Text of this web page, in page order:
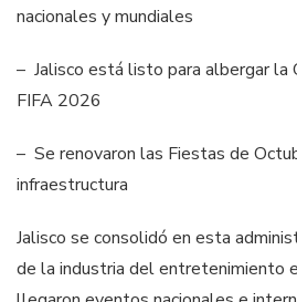
nacionales y mundiales
– Jalisco está listo para albergar la
FIFA 2026
– Se renovaron las Fiestas de
infraestructura
Jalisco se consolidó en esta
de la industria del entretenimiento